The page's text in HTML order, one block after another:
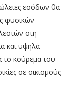
εσόδων θα
φυσικών
στη
και υψηλά
το κούρεμα του
σε οικισμούς